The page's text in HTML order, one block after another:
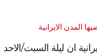
ان ليلة السبت/الاحد